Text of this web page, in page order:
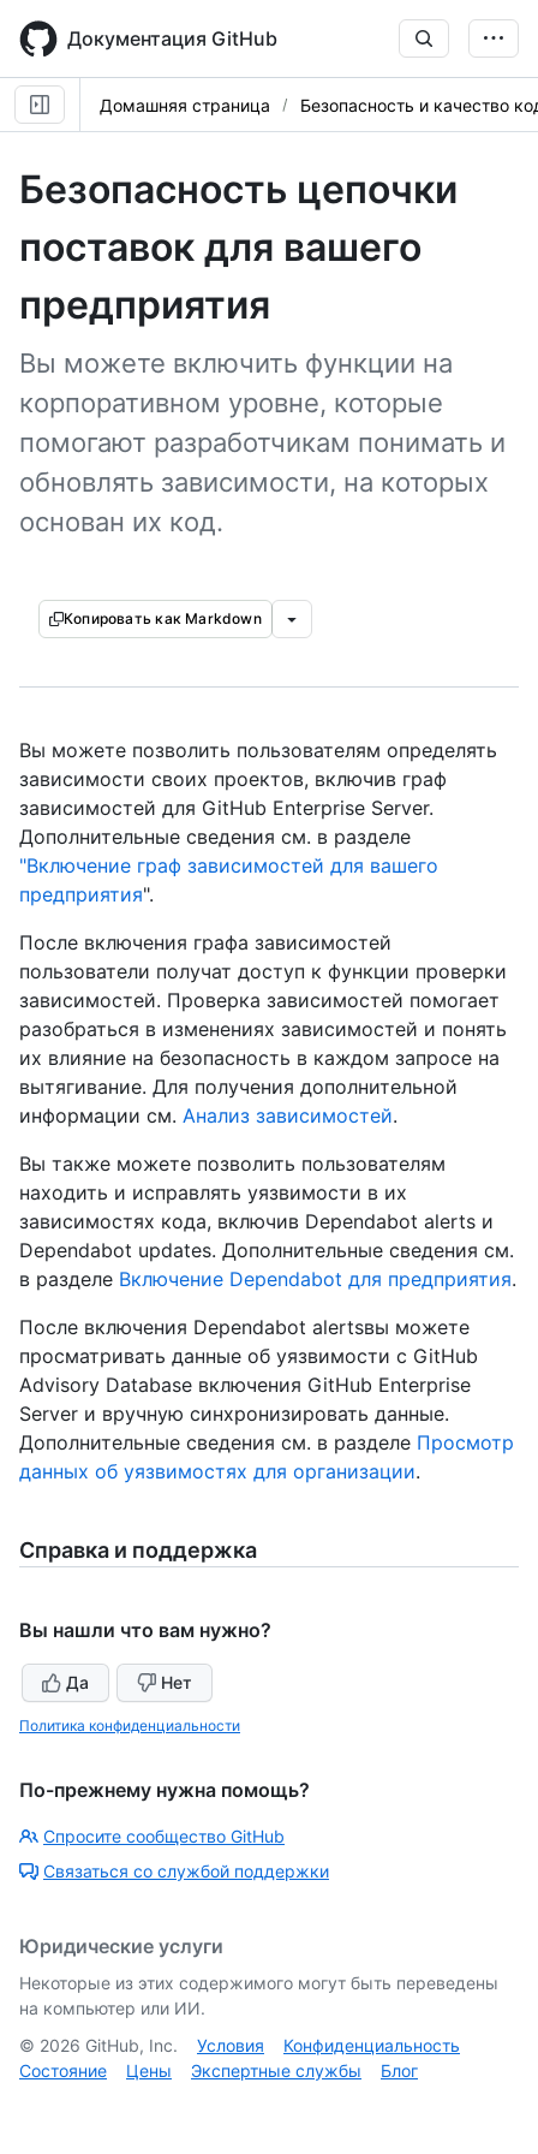
main
content
Документация GitHub
Домашняя страница Безопасность и качество
Безопасность цепочки
поставок для вашего
предприятия
Вы можете включить функции на
корпоративном уровне, которые
помогают разработчикам понимать и
обновлять зависимости, на которых
основан их код.
Копировать как Markdown
Вы можете позволить пользователям определять
зависимости своих проектов, включив граф
зависимостей для GitHub Enterprise Server.
Дополнительные сведения см. в разделе
"Включение граф зависимостей для вашего
предприятия".
После включения графа зависимостей
пользователи получат доступ к функции проверки
зависимостей. Проверка зависимостей помогает
разобраться в изменениях зависимостей и понять
их влияние на безопасность в каждом запросе на
вытягивание. Для получения дополнительной
информации см. Анализ зависимостей.
Вы также можете позволить пользователям
находить и исправлять уязвимости в их
зависимостях кода, включив Dependabot alerts и
Dependabot updates. Дополнительные сведения см.
в разделе Включение Dependabot для предприятия.
После включения Dependabot alertsвы можете
просматривать данные об уязвимости с GitHub
Advisory Database включения GitHub Enterprise
Server и вручную синхронизировать данные.
Дополнительные сведения см. в разделе Просмотр
данных об уязвимостях для организации.
Справка и поддержка
Вы нашли что вам нужно?
Да Нет
Политика конфиденциальности
По-прежнему нужна помощь?
Спросите сообщество GitHub
Связаться со службой поддержки
Юридические услуги
Некоторые из этих содержимого могут быть переведены
на компьютер или ИИ.
© 2026 GitHub, Inc. Условия
Конфиденциальность
Состояние
Цены Экспертные службы Блог